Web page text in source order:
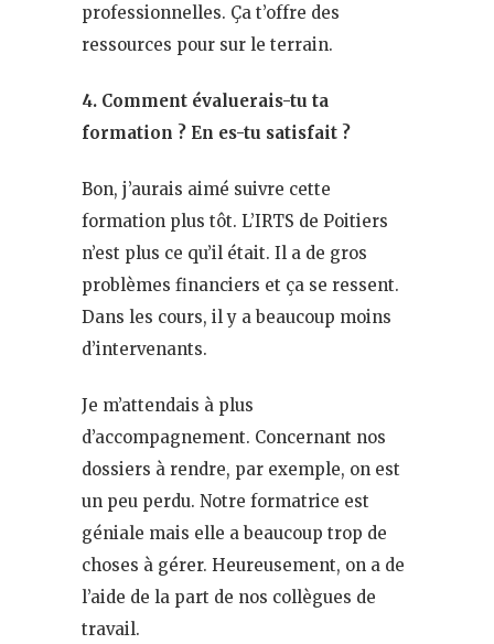
professionnelles. Ça t’offre des
ressources pour sur le terrain.
4. Comment évaluerais-tu ta
formation ? En es-tu satisfait ?
Bon, j’aurais aimé suivre cette
formation plus tôt. L’IRTS de Poitiers
n’est plus ce qu’il était. Il a de gros
problèmes financiers et ça se ressent.
Dans les cours, il y a beaucoup moins
d’intervenants.
Je m’attendais à plus
d’accompagnement. Concernant nos
dossiers à rendre, par exemple, on est
un peu perdu. Notre formatrice est
géniale mais elle a beaucoup trop de
choses à gérer. Heureusement, on a de
l’aide de la part de nos collègues de
travail.